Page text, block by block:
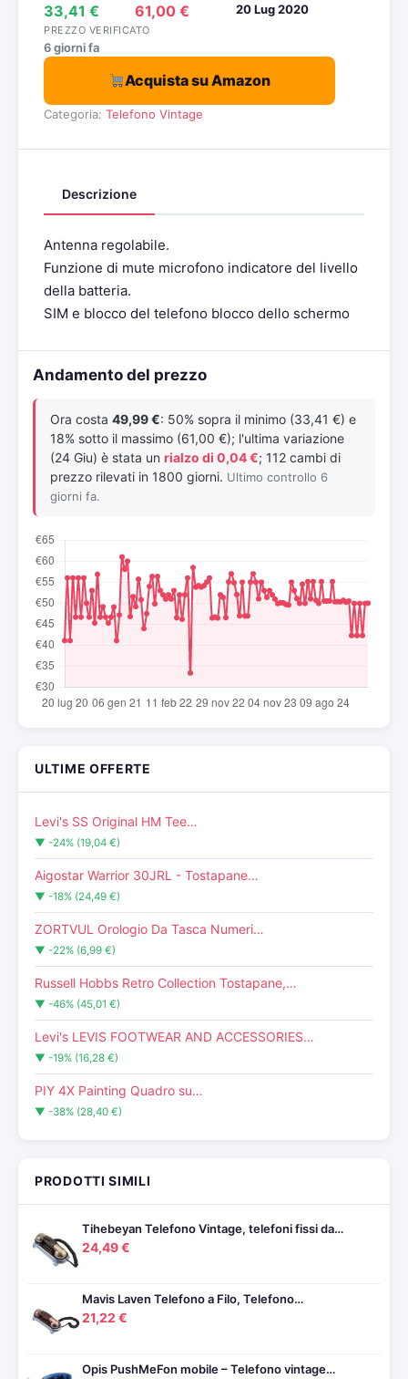
33,41 € 61,00 € 20 Lug 2020
PREZZO VERIFICATO
6 giorni fa
Acquista su Amazon
Categoria: Telefono Vintage
Descrizione
Antenna regolabile.
Funzione di mute microfono indicatore del livello
della batteria.
SIM e blocco del telefono blocco dello schermo
Andamento del prezzo
Ora costa 49,99 €: 50% sopra il minimo (33,41 €) e
18% sotto il massimo (61,00 €); l'ultima variazione
(24 Giu) è stata un rialzo di 0,04 €; 112 cambi di
prezzo rilevati in 1800 giorni. Ultimo controllo 6
giorni fa.
ULTIME OFFERTE
Levi's SS Original HM Tee…
▼ -24% (19,04 €)
Aigostar Warrior 30JRL - Tostapane…
▼ -18% (24,49 €)
ZORTVUL Orologio Da Tasca Numeri…
▼ -22% (6,99 €)
Russell Hobbs Retro Collection Tostapane,…
▼ -46% (45,01 €)
Levi's LEVIS FOOTWEAR AND ACCESSORIES…
▼ -19% (16,28 €)
PIY 4X Painting Quadro su…
▼ -38% (28,40 €)
PRODOTTI SIMILI
Tihebeyan Telefono Vintage, telefoni fissi da…
24,49 €
Mavis Laven Telefono a Filo, Telefono…
21,22 €
Opis PushMeFon mobile – Telefono vintage…